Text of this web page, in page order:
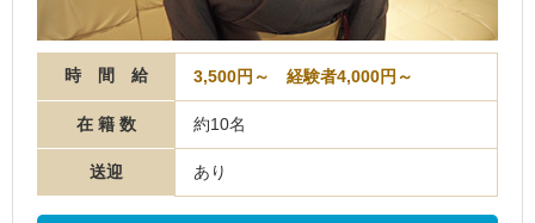
時 間 給 3,500円～ 経験者4,000円～
在 籍 数 約10名
送迎 あり